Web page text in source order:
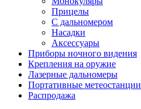
Прицелы
С дальномером
Насадки
Аксессуары
Приборы ночного видения
Крепления на оружие
Лазерные дальномеры
Портативные метеостанции
Распродажа